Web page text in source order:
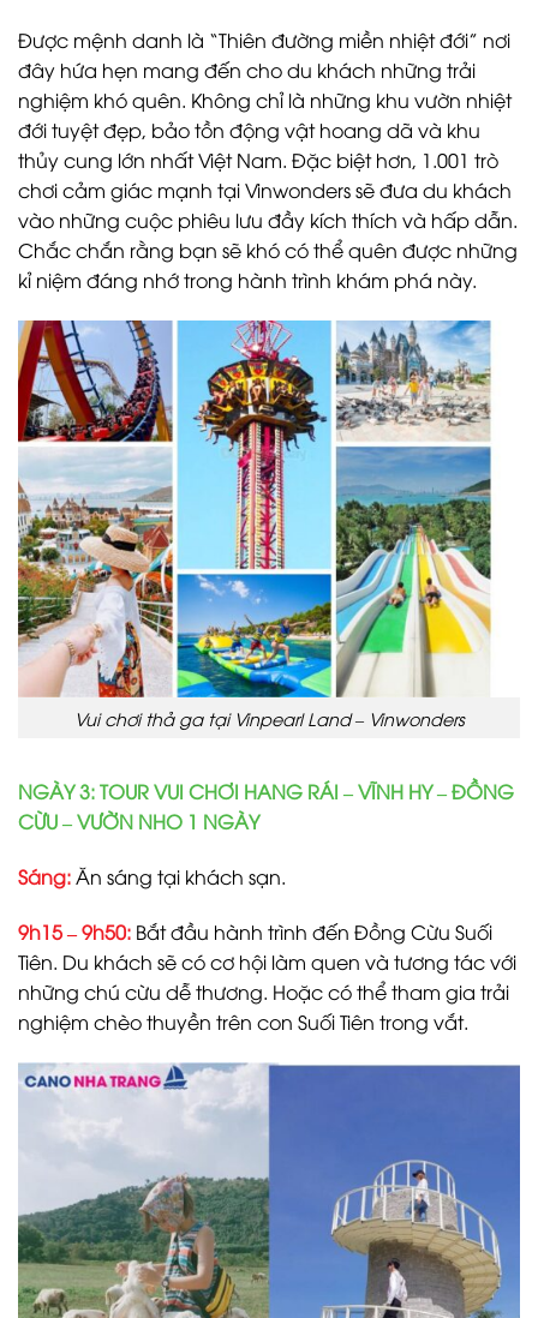
Được mệnh danh là “Thiên đường miền nhiệt đới” nơi
đây hứa hẹn mang đến cho du khách những trải
nghiệm khó quên. Không chỉ là những khu vườn nhiệt
đới tuyệt đẹp, bảo tồn động vật hoang dã và khu
thủy cung lớn nhất Việt Nam. Đặc biệt hơn, 1.001 trò
chơi cảm giác mạnh tại Vinwonders sẽ đưa du khách
vào những cuộc phiêu lưu đầy kích thích và hấp dẫn.
Chắc chắn rằng bạn sẽ khó có thể quên được những
kỉ niệm đáng nhớ trong hành trình khám phá này.
Vui chơi thả ga tại Vinpearl Land – Vinwonders
NGÀY 3: TOUR VUI CHƠI HANG RÁI – VĨNH HY – ĐỒNG
CỪU – VƯỜN NHO 1 NGÀY
Sáng:Ăn sáng tại khách sạn.
9h15 – 9h50: Bắt đầu hành trình đến Đồng Cừu Suối
Tiên. Du khách sẽ có cơ hội làm quen và tương tác với
những chú cừu dễ thương. Hoặc có thể tham gia trải
nghiệm chèo thuyền trên con Suối Tiên trong vắt.